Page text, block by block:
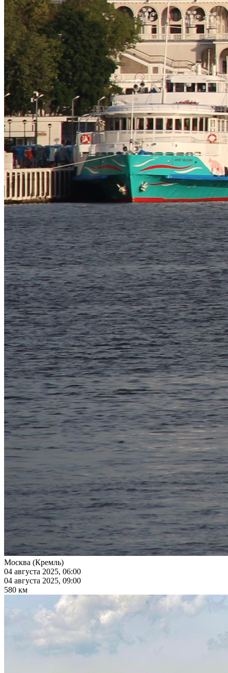
Москва (Кремль)
04 августа 2025, 06:00
04 августа 2025, 09:00
580 км